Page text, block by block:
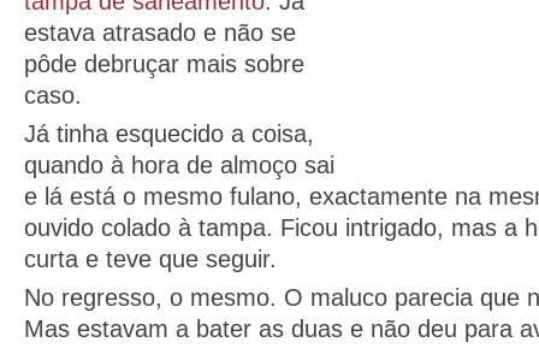
estava atrasado e não se
pôde debruçar mais sobre
caso.
Já tinha esquecido a coisa,
quando à hora de almoço sai
e lá está o mesmo fulano, exactamente na
ouvido colado à tampa. Ficou intrigado, mas a
curta e teve que seguir.
No regresso, o mesmo. O maluco parecia que
Mas estavam a bater as duas e não deu para